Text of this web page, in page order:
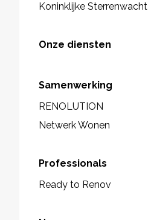
Koninklijke Sterrenwacht
Onze diensten
Samenwerking
RENOLUTION
Netwerk Wonen
Professionals
Ready to Renov